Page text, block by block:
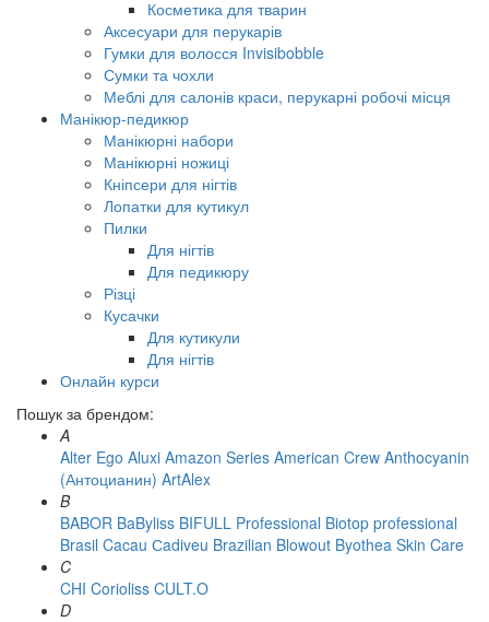
Косметика для тварин
Аксесуари для перукарів
Гумки для волосся Invisibobble
Сумки та чохли
Меблі для салонів краси, перукарні робочі місця
Манікюр-педикюр
Манікюрні набори
Манікюрні ножиці
Кніпсери для нігтів
Лопатки для кутикул
Пилки
Для нігтів
Для педикюру
Різці
Кусачки
Для кутикули
Для нігтів
Онлайн курси
Пошук за брендом:
A
Alter Ego Aluxi Amazon Series American Crew Anthocyanin
(Антоцианин) ArtAlex
B
BABOR BaByliss BIFULL Professional Biotop professional
Brasil Cacau Сadiveu Brazilian Blowout Byothea Skin Care
C
CHI Corioliss CULT.O
D